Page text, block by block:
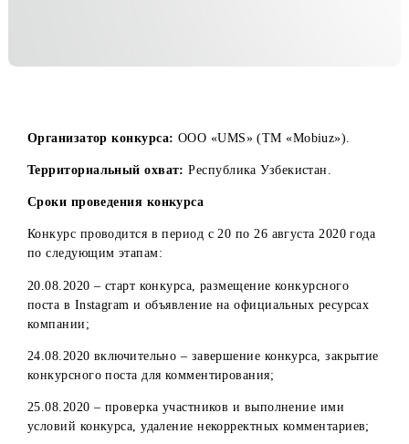
Организатор конкурса:ООО «UMS» (TM «Mobiuz»).
Территориальный охват:
Сроки проведения конкурса
Конкурс проводится в период с 20 по 26 августа 2020
по следующим этапам:
поста в Instagram и объявление на официальных
компании;
24.08.2020 включительно – завершение конкурса,